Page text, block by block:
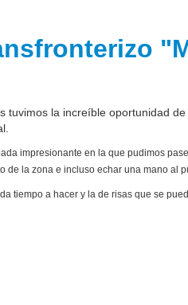
tuvimos la increíble oportunidad
impresionante en la que pudimos
de la zona e incluso echar una mano al
tiempo a hacer y la de risas que se